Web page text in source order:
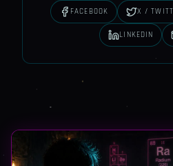
FACEBOOK X /
LINKEDIN